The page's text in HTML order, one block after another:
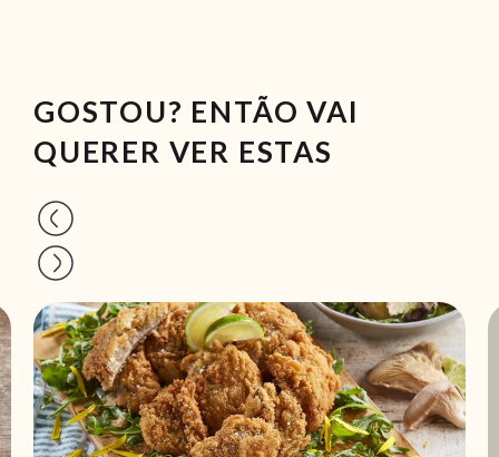
GOSTOU? ENTÃO VAI
QUERER VER ESTAS